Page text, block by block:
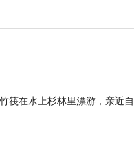
筏在水上杉林里漂游，亲近自